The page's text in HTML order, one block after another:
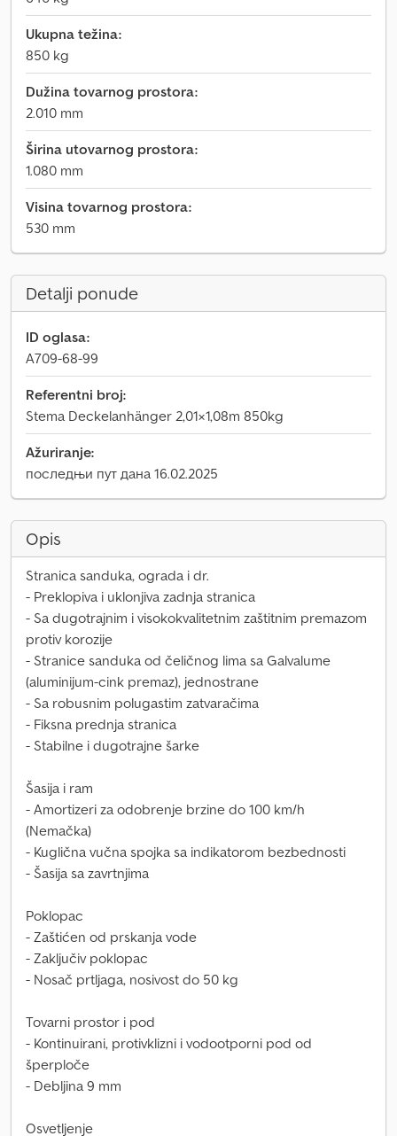
Ukupna težina:
850 kg
Dužina tovarnog prostora:
2.010 mm
Širina utovarnog prostora:
1.080 mm
Visina tovarnog prostora:
530 mm
Detalji ponude
ID oglasa:
A709-68-99
Referentni broj:
Stema Deckelanhänger 2,01×1,08m 850kg
Ažuriranje:
последњи пут дана 16.02.2025
Opis
Stranica sanduka, ograda i dr.
- Preklopiva i uklonjiva zadnja stranica
- Sa dugotrajnim i visokokvalitetnim zaštitnim premazom
protiv korozije
- Stranice sanduka od čeličnog lima sa Galvalume
(aluminijum-cink premaz), jednostrane
- Sa robusnim polugastim zatvaračima
- Fiksna prednja stranica
- Stabilne i dugotrajne šarke
Šasija i ram
- Amortizeri za odobrenje brzine do 100 km/h
(Nemačka)
- Kuglična vučna spojka sa indikatorom bezbednosti
- Šasija sa zavrtnjima
Poklopac
- Zaštićen od prskanja vode
- Zaključiv poklopac
- Nosač prtljaga, nosivost do 50 kg
Tovarni prostor i pod
- Kontinuirani, protivklizni i vodootporni pod od
šperploče
- Debljina 9 mm
Osvetljenje